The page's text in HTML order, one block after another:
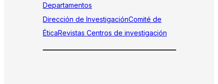
Departamentos
Dirección de InvestigaciónComité de
ÉticaRevistas Centros de investigación